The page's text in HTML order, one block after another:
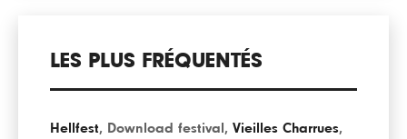
LES PLUS FRÉQUENTÉS
Hellfest, Download festival , Vieilles Charrues,